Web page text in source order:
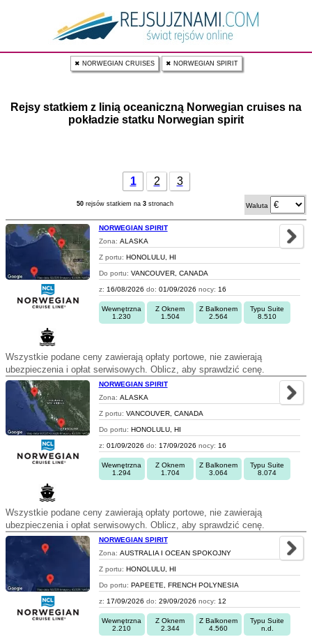
✖ NORWEGIAN CRUISES ✖ NORWEGIAN SPIRIT
Rejsy statkiem z linią oceaniczną Norwegian cruises na
pokładzie statku Norwegian spirit
1 2 3
50 rejsów statkiem na 3 stronach Waluta
NORWEGIAN SPIRIT
Zona: ALASKA
Z portu: HONOLULU, HI
Do portu: VANCOUVER, CANADA
z: 16/08/2026 do: 01/09/2026 nocy: 16
Wewnętrzna
1.230
Z Oknem
1.504
Z Balkonem
2.564
Typu Suite
8.510
Wszystkie podane ceny zawierają opłaty portowe, nie zawierają
ubezpieczenia i opłat serwisowych. Oblicz, aby sprawdzić cenę.
NORWEGIAN SPIRIT
Zona: ALASKA
Z portu: VANCOUVER, CANADA
Do portu: HONOLULU, HI
z: 01/09/2026 do: 17/09/2026 nocy: 16
Wewnętrzna
1.294
Z Oknem
1.704
Z Balkonem
3.064
Typu Suite
8.074
Wszystkie podane ceny zawierają opłaty portowe, nie zawierają
ubezpieczenia i opłat serwisowych. Oblicz, aby sprawdzić cenę.
NORWEGIAN SPIRIT
Zona: AUSTRALIA I OCEAN SPOKOJNY
Z portu: HONOLULU, HI
Do portu: PAPEETE, FRENCH POLYNESIA
z: 17/09/2026 do: 29/09/2026 nocy: 12
Wewnętrzna
2.210
Z Oknem
2.344
Z Balkonem
4.560
Typu Suite
n.d.